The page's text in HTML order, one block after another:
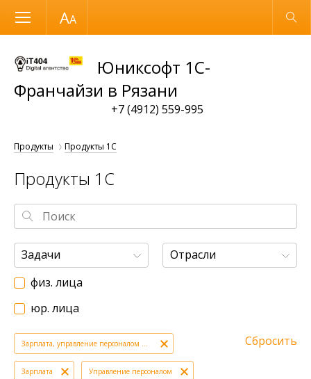
Размер шрифта Обычная версия
Юниксофт 1С-
Франчайзи в Рязани
+7 (4912) 559-995
Продукты Продукты 1С
Продукты 1С
Задачи
Отрасли
физ. лица
юр. лица
Сбросить
Зарплата, управление персоналом и кадровый учет (HRM)
Зарплата Управление персоналом